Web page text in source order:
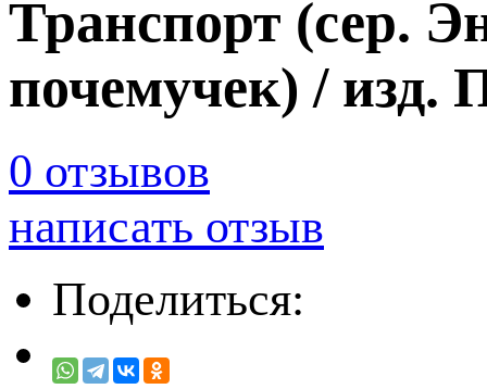
Транспорт (сер.
почемучек) / изд.
0 отзывов
написать отзыв
Поделиться: